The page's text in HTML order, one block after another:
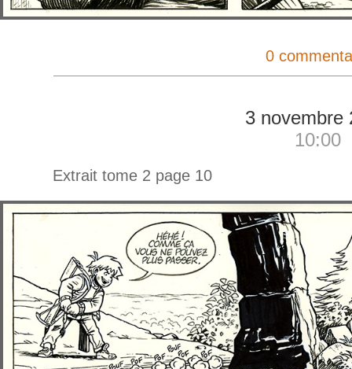
0
3 novembre
10:00
Extrait tome 2 page 10